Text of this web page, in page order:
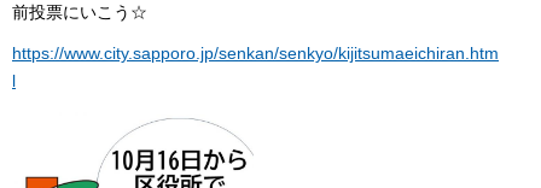
前投票にいこう☆
https://www.city.sapporo.jp/senkan/senkyo/kijitsumaeichiran.htm
l